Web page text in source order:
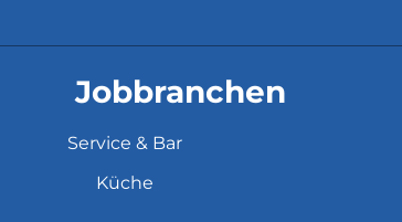
Jobbranchen
Service & Bar
Küche